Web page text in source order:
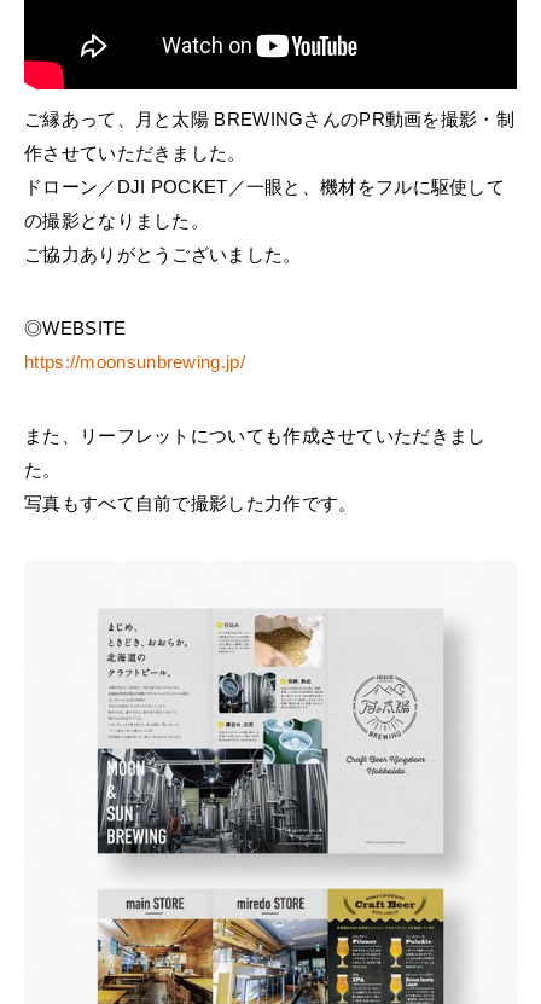
ご縁あって、月と太陽 BREWINGさんのPR動画を撮影・制
作させていただきました。
ドローン／DJI POCKET／一眼と、機材をフルに駆使して
の撮影となりました。
ご協力ありがとうございました。
◎WEBSITE
https://moonsunbrewing.jp/
また、リーフレットについても作成させていただきまし
た。
写真もすべて自前で撮影した力作です。